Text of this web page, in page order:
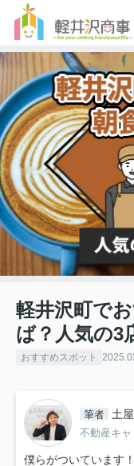
軽井沢町で
ば？人気の3
おすすめスポット
筆者 土
不動産キ
僕らがついています